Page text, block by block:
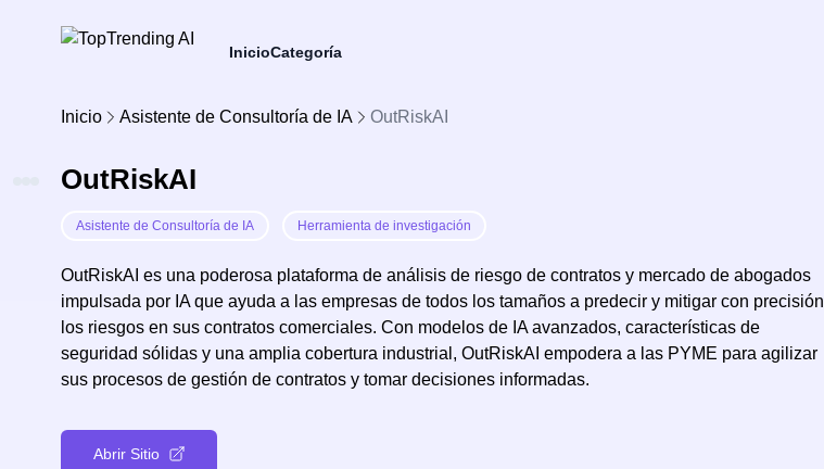
InicioCategoría
Inicio Asistente de Consultoría de IA OutRiskAI
OutRiskAI
Asistente de Consultoría de IA Herramienta de investigación
OutRiskAI es una poderosa plataforma de análisis de riesgo de contratos y mercado de abogados
impulsada por IA que ayuda a las empresas de todos los tamaños a predecir y mitigar con precisión
los riesgos en sus contratos comerciales. Con modelos de IA avanzados, características de
seguridad sólidas y una amplia cobertura industrial, OutRiskAI empodera a las PYME para agilizar
sus procesos de gestión de contratos y tomar decisiones informadas.
Abrir Sitio